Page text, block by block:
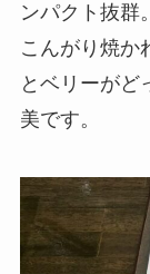
ンパクト抜群。
こんがり焼か
とベリーがど
美です。